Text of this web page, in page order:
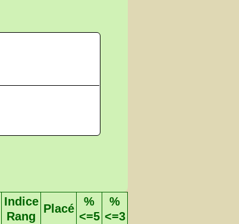
Indice
Rang
Placé
%
<=5
%
<=3